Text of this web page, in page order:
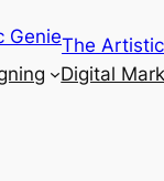
The
Digital